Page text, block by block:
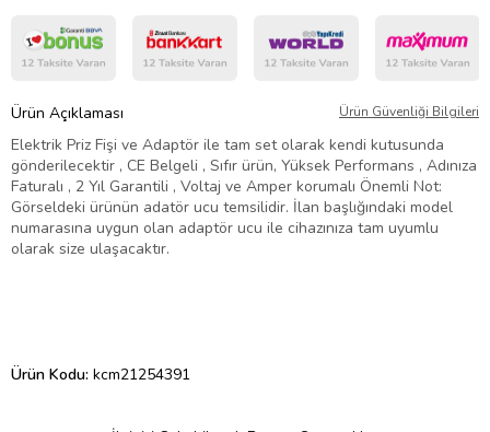
Ürün Açıklaması Ürün Güvenliği Bilgileri
Elektrik Priz Fişi ve Adaptör ile tam set olarak kendi kutusunda
gönderilecektir , CE Belgeli , Sıfır ürün, Yüksek Performans , Adınıza
Faturalı , 2 Yıl Garantili , Voltaj ve Amper korumalı Önemli Not:
Görseldeki ürünün adatör ucu temsilidir. İlan başlığındaki model
numarasına uygun olan adaptör ucu ile cihazınıza tam uyumlu
olarak size ulaşacaktır.
Ürün Kodu: kcm21254391